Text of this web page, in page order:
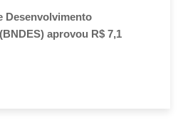
Desenvolvimento
aprovou R$ 7,1